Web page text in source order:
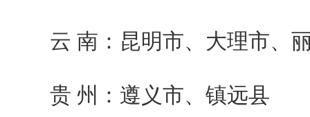
云 南：昆明市、大理市、
贵 州：遵义市、镇远县